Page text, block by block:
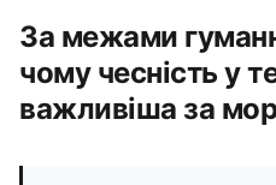
За межами
чому чесність у
важливіша за